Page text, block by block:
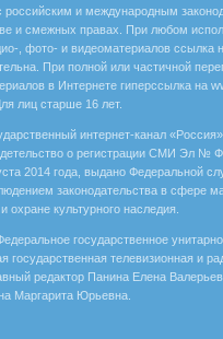
российским и международным
и смежных правах. При любом
, фото- и видеоматериалов ссылка
При полной или частичной
в Интернете гиперссылка на
лиц старше 16 лет.
интернет-канал
о регистрации СМИ Эл №
2014 года, выдано Федеральной
законодательства в сфере
охране культурного наследия.
государственное
государственная телевизионная и
редактор Панина Елена
Маргарита Юрьевна.